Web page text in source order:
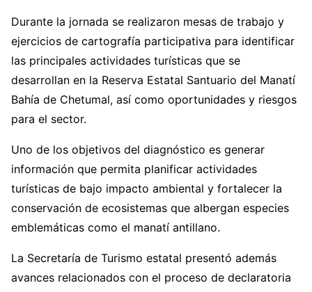
Durante la jornada se realizaron mesas de trabajo y
ejercicios de cartografía participativa para identificar
las principales actividades turísticas que se
desarrollan en la Reserva Estatal Santuario del Manatí
Bahía de Chetumal, así como oportunidades y riesgos
para el sector.
Uno de los objetivos del diagnóstico es generar
información que permita planificar actividades
turísticas de bajo impacto ambiental y fortalecer la
conservación de ecosistemas que albergan especies
emblemáticas como el manatí antillano.
La Secretaría de Turismo estatal presentó además
avances relacionados con el proceso de declaratoria